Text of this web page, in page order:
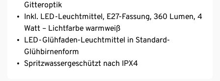
Gitteroptik
Inkl. LED-Leuchtmittel, E27-Fassung, 360 Lumen, 4
Watt – Lichtfarbe warmweiß
LED-Glühfaden-Leuchtmittel in Standard-
Glühbirnenform
Spritzwassergeschützt nach IPX4